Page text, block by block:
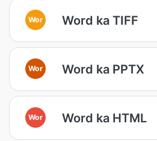
Wor Word ka TIFF
Wor Word ka PPTX
Wor Word ka HTML